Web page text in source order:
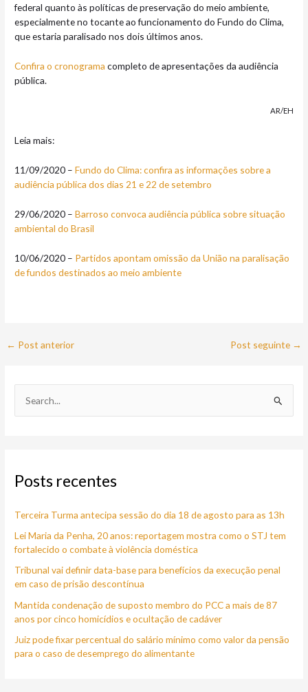
federal quanto às políticas de preservação do meio ambiente,
especialmente no tocante ao funcionamento do Fundo do Clima,
que estaria paralisado nos dois últimos anos.
Confira o cronograma completo de apresentações da audiência
pública.
AR/EH
Leia mais:
11/09/2020 –Fundo do Clima: confira as informações sobre a
audiência pública dos dias 21 e 22 de setembro
29/06/2020 –Barroso convoca audiência pública sobre situação
ambiental do Brasil
10/06/2020 – Partidos apontam omissão da União na paralisação
de fundos destinados ao meio ambiente
← Post anterior Post seguinte →
u
s
a
r
p
o
r
Posts recentes
Terceira Turma antecipa sessão do dia 18 de agosto para as 13h
Lei Maria da Penha, 20 anos: reportagem mostra como o STJ tem
fortalecido o combate à violência doméstica
Tribunal vai definir data-base para benefícios da execução penal
em caso de prisão descontínua
Mantida condenação de suposto membro do PCC a mais de 87
anos por cinco homicídios e ocultação de cadáver
Juiz pode fixar percentual do salário mínimo como valor da pensão
para o caso de desemprego do alimentante